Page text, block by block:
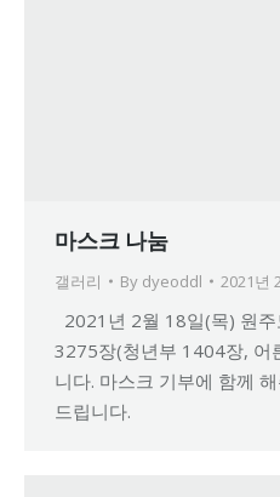
마스크 나눔
갤러리 By dyeoddl 2021년
2021년 2월 18일(목) 원
3275장(청년부 1404장, 어
니다. 마스크 기부에 함께
드립니다.